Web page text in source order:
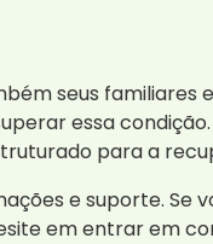
seus familiares
essa
para a
e suporte. Se
em entrar em